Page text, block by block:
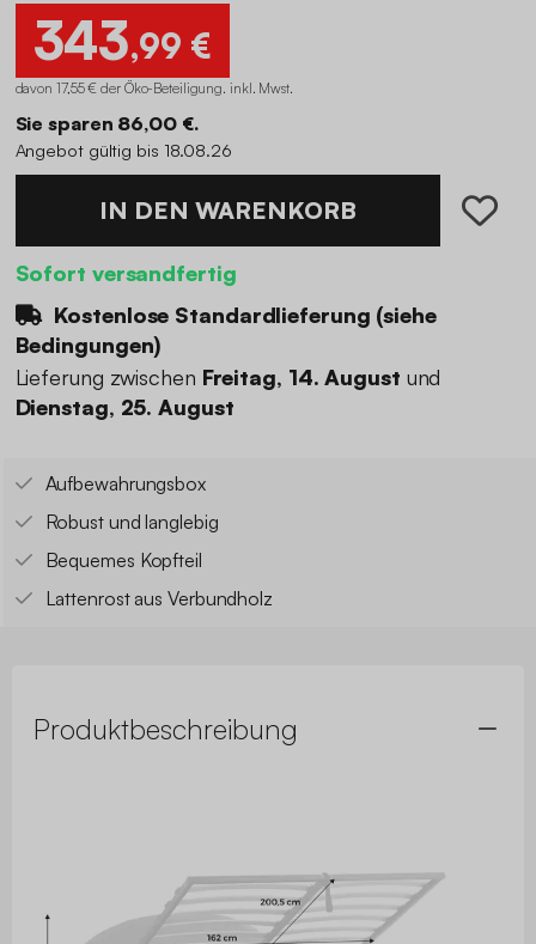
343,99 €
davon 17,55 € der Öko-Beteiligung. inkl. Mwst.
Sie sparen 86,00 €.
Angebot gültig bis 18.08.26
IN DEN WARENKORB
Sofort versandfertig
Kostenlose Standardlieferung (siehe
Bedingungen)
Lieferung zwischen Freitag, 14. August und
Dienstag, 25. August
Aufbewahrungsbox
Robust und langlebig
Bequemes Kopfteil
Lattenrost aus Verbundholz
Produktbeschreibung